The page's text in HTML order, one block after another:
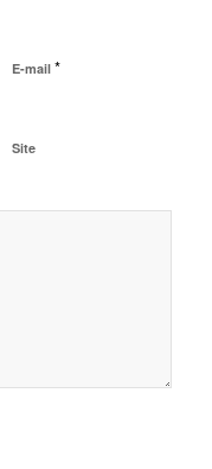
E-mail *
Site